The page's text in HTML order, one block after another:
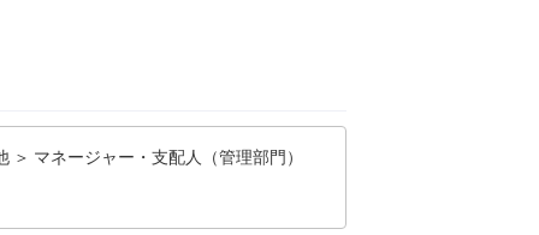
＞ マネージャー・支配人（管理部門）